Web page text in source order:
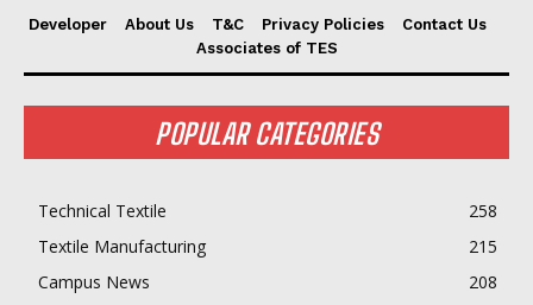
Developer About Us T&C Privacy Policies
Contact Us
Associates of TES
POPULAR CATEGORIES
Technical Textile
258
Textile Manufacturing
215
Campus News
208